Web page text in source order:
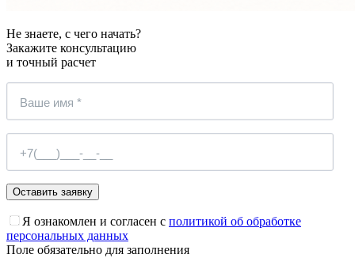
Не знаете, с чего начать?
Закажите консультацию
и точный расчет
Я ознакомлен и согласен с политикой об обработке
персональных данных
Поле обязательно для заполнения